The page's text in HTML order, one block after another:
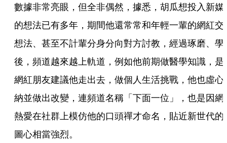
數據非常亮眼，但全非偶然，據悉，胡瓜想投入新媒
的想法已有多年，期間他還常常和年輕一輩的網紅交
想法、甚至不計輩分身分向對方討教，經過琢磨、學
後，頻道越來越上軌道，例如他前期做醫學知識，是
網紅朋友建議他走出去，做個人生活挑戰，他也虛心
納並做出改變，連頻道名稱「下面一位」，也是因網
熱愛在社群上模仿他的口頭禪才命名，貼近新世代的
圖心相當強烈。